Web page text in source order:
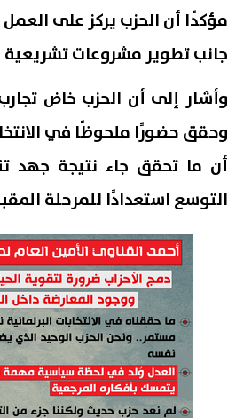
مؤكدًا أن الحزب يركز على
جانب تطوير مشروعات
وأشار إلى أن الحزب خاض تجارب
وحقق حضورًا ملحوظًا في
أن ما تحقق جاء نتيجة جهد
التوسع استعدادًا للمرحلة